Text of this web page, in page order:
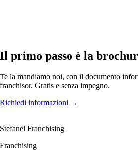
Il primo passo è la
Te la mandiamo noi, con il documento
franchisor. Gratis e senza impegno.
Richiedi informazioni →
Stefanel Franchising
Franchising